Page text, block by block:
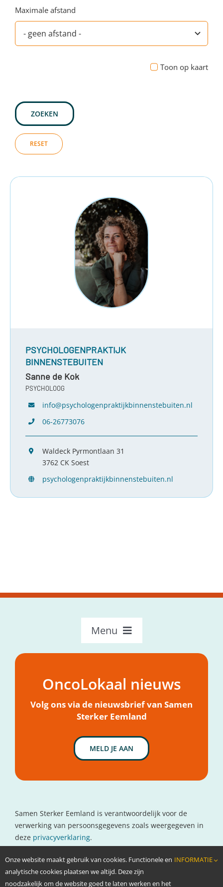
Maximale afstand
Toon op kaart
ZOEKEN
RESET
PSYCHOLOGENPRAKTIJK
BINNENSTEBUITEN
Sanne de Kok
PSYCHOLOOG
info@psychologenpraktijkbinnenstebuiten.nl
06-26773076
Waldeck Pyrmontlaan 31
3762 CK Soest
psychologenpraktijkbinnenstebuiten.nl
Menu
OncoLokaal – Home
Mijn hulpvraagOncoLokaal nieuws
Volg ons via de nieuwsbrief van Samen
Sterker Eemland
MELD JE AAN
Samen Sterker Eemland is verantwoordelijk voor de
verwerking van persoonsgegevens zoals weergegeven in
deze privacyverklaring.
Contactgegevens
www.oncolokaal.nl
info@oncolokaal.nl
Onze website maakt gebruik van cookies. Functionele en
analytische cookies plaatsen we altijd. Deze zijn
noodzakelijk om de website goed te laten werken en het
INFORMATIE